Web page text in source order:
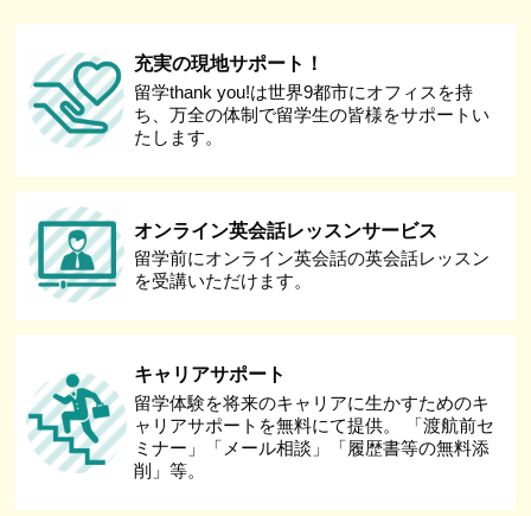
充実の現地サポート！
留学thank you!は世界9都市にオフィスを持
ち、万全の体制で留学生の皆様をサポートい
たします。
オンライン英会話レッスンサービス
留学前にオンライン英会話の英会話レッスン
を受講いただけます。
キャリアサポート
留学体験を将来のキャリアに生かすためのキ
ャリアサポートを無料にて提供。 「渡航前セ
ミナー」「メール相談」「履歴書等の無料添
削」等。